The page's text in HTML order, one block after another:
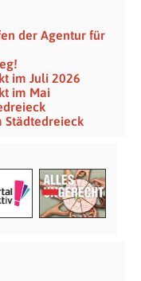
der Agentur für
im Juli 2026
im Mai
Städtedreieck